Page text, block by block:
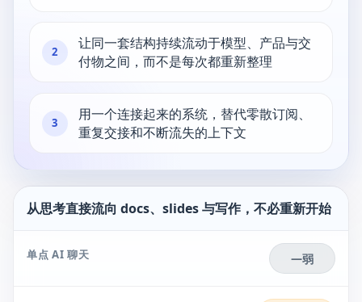
2
让同一套结构持续流动于模型、产品与交
付物之间，而不是每次都重新整理
3
用一个连接起来的系统，替代零散订阅、
重复交接和不断流失的上下文
从思考直接流向 docs、slides 与写作，不必重新开始
单点 AI 聊天 —弱